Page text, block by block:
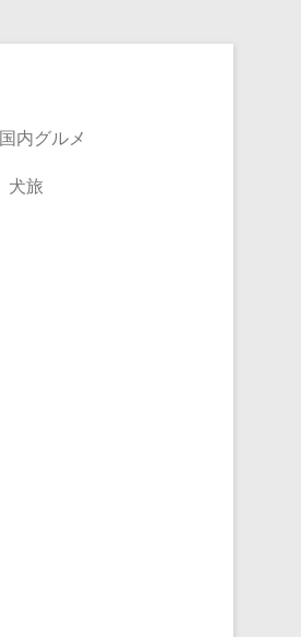
国内グルメ
犬旅